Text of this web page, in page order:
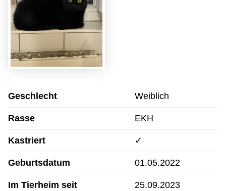
Geschlecht Weiblich
Rasse EKH
Kastriert ✓
Geburtsdatum 01.05.2022
Im Tierheim seit 25.09.2023